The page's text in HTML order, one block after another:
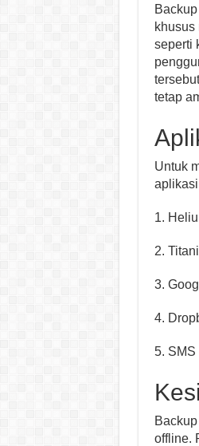
khusus
seperti
tetap
Untuk
1.
2.
3.
4.
5. SMS
offline.